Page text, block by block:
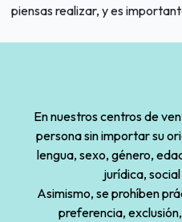
piensas realizar, y es
En nuestros centros de
persona sin importar su
lengua, sexo, género,
jurídica,
Asimismo, se prohíben
preferencia,